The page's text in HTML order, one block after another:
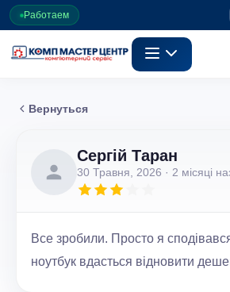
Работаем
Вернуться
Сергій Таран
30 Травня, 2026 · 2 місяці
Все зробили. Просто я
ноутбук вдасться відновити